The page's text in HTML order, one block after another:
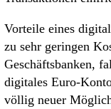
Vorteile eines
zu sehr geringen
Geschäftsbanken,
digitales Euro-
völlig neuer